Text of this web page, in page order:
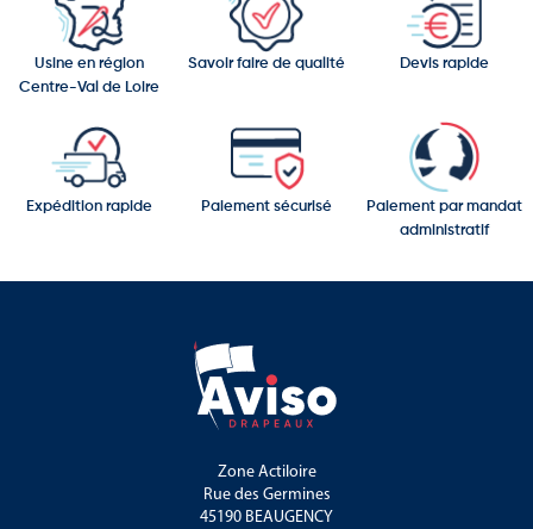
Usine en région
Centre-Val de Loire
Savoir faire de qualité Devis rapide
Expédition rapide Paiement sécurisé
Paiement par mandat
administratif
Zone Actiloire
Rue des Germines
45190 BEAUGENCY